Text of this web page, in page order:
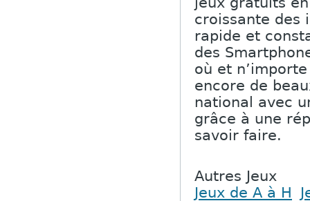
croissante des
rapide et
des
où et
encore de
national avec
grâce à une
savoir faire.
Autres Jeux
Jeux de A à H